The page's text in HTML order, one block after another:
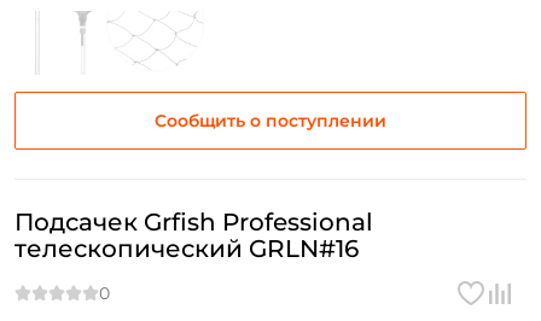
Сообщить о поступлении
Подсачек Grfish Professional
телескопический GRLN#16